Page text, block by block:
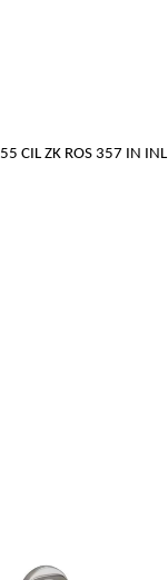
CIL ZK ROS 357 IN INL